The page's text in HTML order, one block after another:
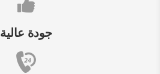
جودة عالية